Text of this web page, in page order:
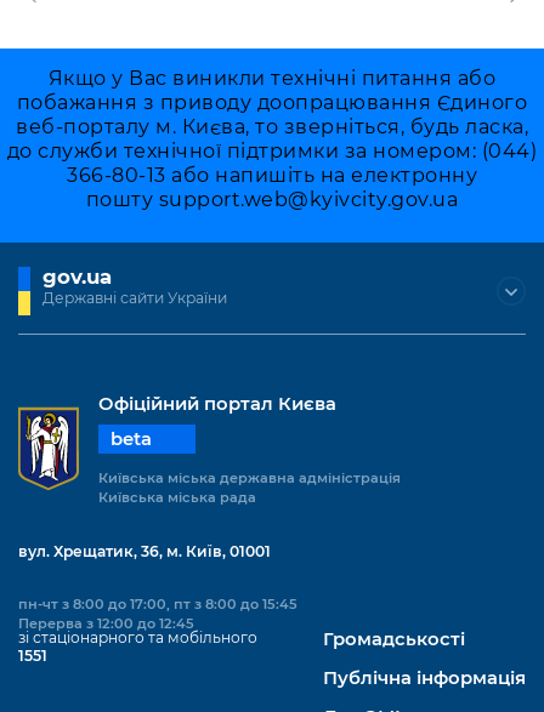
Якщо у Вас виникли технічні питання або
побажання з приводу доопрацювання Єдиного
веб-порталу м. Києва, то зверніться, будь ласка,
до служби технічної підтримки за номером: (044)
366-80-13 або напишіть на електронну
пошту support.web@kyivcity.gov.ua
gov.ua
Державні сайти України
Офіційний портал Києва
beta
Київська міська державна адміністрація
Київська міська рада
вул. Хрещатик, 36, м. Київ, 01001
пн-чт з 8:00 до 17:00, пт з 8:00 до 15:45
Перерва з 12:00 до 12:45
зі стаціонарного та мобільного
1551
Громадськості
Публічна інформація